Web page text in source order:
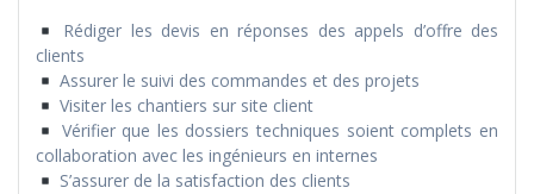
Rédiger les devis en réponses des appels d’offre des
clients
Assurer le suivi des commandes et des projets
Visiter les chantiers sur site client
Vérifier que les dossiers techniques soient complets en
collaboration avec les ingénieurs en internes
S’assurer de la satisfaction des clients